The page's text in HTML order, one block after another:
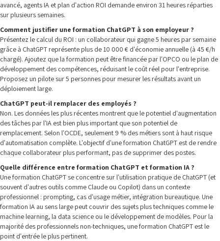
avancé, agents IA et plan d'action ROI demande environ 31 heures réparties
sur plusieurs semaines.
Comment justifier une formation ChatGPT à son employeur ?
Présentez le calcul du ROI : un collaborateur qui gagne 5 heures par semaine
grâce à ChatGPT représente plus de 10 000 € d'économie annuelle (à 45 €/h
chargé). Ajoutez que la formation peut être financée par l'OPCO ou le plan de
développement des compétences, réduisant le coût réel pour l'entreprise.
Proposez un pilote sur 5 personnes pour mesurer les résultats avant un
déploiement large.
ChatGPT peut-il remplacer des employés ?
Non. Les données les plus récentes montrent que le potentiel d'augmentation
des tâches par l'IA est bien plus important que son potentiel de
remplacement. Selon l'OCDE, seulement 9 % des métiers sont à haut risque
d'automatisation complète. L'objectif d'une formation ChatGPT est de rendre
chaque collaborateur plus performant, pas de supprimer des postes.
Quelle différence entre formation ChatGPT et formation IA ?
Une formation ChatGPT se concentre sur l'utilisation pratique de ChatGPT (et
souvent d'autres outils comme Claude ou Copilot) dans un contexte
professionnel : prompting, cas d'usage métier, intégration bureautique. Une
formation IA au sens large peut couvrir des sujets plus techniques comme le
machine learning, la data science ou le développement de modèles. Pour la
majorité des professionnels non-techniques, une formation ChatGPT est le
point d'entrée le plus pertinent.